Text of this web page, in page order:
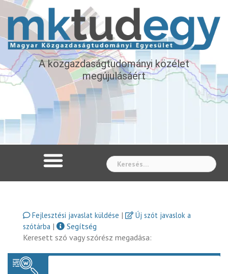
A közgazdaságtudományi közélet
megújulásáért
Fejlesztési javaslat küldése |
Új szót javaslok a
szótárba |
Segítség
Keresett szó vagy szórész megadása: